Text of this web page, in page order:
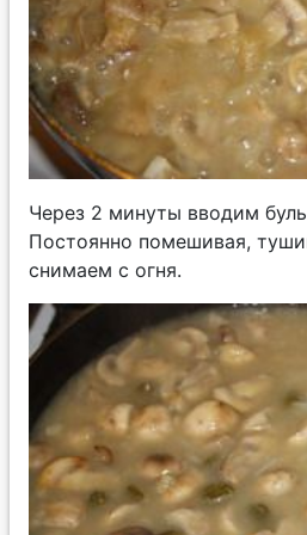
Через 2 минуты вводим
Постоянно помешивая,
снимаем с огня.